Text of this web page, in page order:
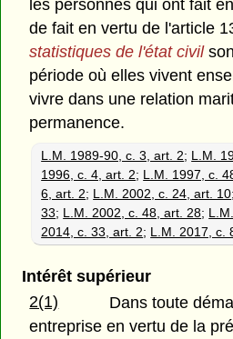
les personnes qui ont fait
de fait en vertu de l'article
statistiques de l'état civil
période où elles vivent
vivre dans une relation
permanence.
L.M. 1989-90, c. 3, art. 2; L.M.
1996, c. 4, art. 2; L.M. 1997, c.
6, art. 2; L.M. 2002, c. 24, art. 10;
33; L.M. 2002, c. 48, art. 28;
2014, c. 33, art. 2; L.M. 2017, c.
Intérêt supérieur
2(1)
Dans toute
entreprise en vertu de la